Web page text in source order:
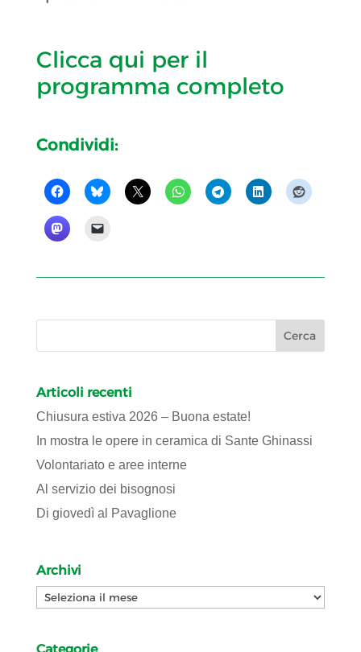
Clicca qui per il
programma completo
Condividi:
Articoli recenti
Chiusura estiva 2026 – Buona estate!
In mostra le opere in ceramica di Sante Ghinassi
Volontariato e aree interne
Al servizio dei bisognosi
Di giovedì al Pavaglione
Archivi
Archivi